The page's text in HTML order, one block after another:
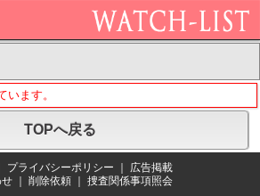
います。
TOPへ戻る
プライバシーポリシー
広告掲載
せ
削除依頼 捜査関係事項照会